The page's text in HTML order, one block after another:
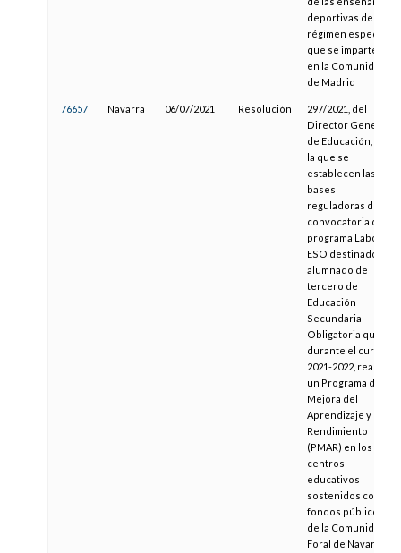
deportivas de
régimen especial
que se imparten
en la Comunidad
de Madrid
76657 Navarra 06/07/2021 Resolución
297/2021, del
Director General
de Educación, por
la que se
establecen las
bases
reguladoras de la
convocatoria del
programa Labor-
ESO destinado al
alumnado de
tercero de
Educación
Secundaria
Obligatoria que,
durante el curso
2021-2022, realiza
un Programa de
Mejora del
Aprendizaje y el
Rendimiento
(PMAR) en los
centros
educativos
sostenidos con
fondos públicos
de la Comunidad
Foral de Navarra